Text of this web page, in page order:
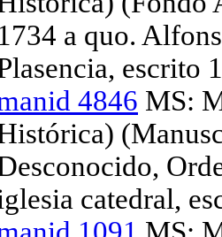
1734 a quo.
escrito
4846 MS:
catedral,